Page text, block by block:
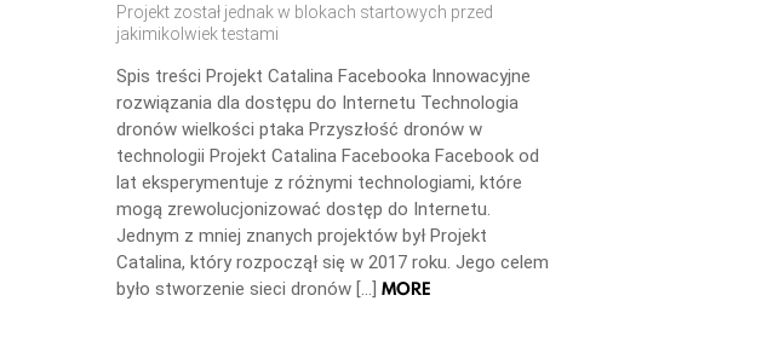
Projekt został jednak w blokach startowych przed
jakimikolwiek testami
Spis treści Projekt Catalina Facebooka Innowacyjne
rozwiązania dla dostępu do Internetu Technologia
dronów wielkości ptaka Przyszłość dronów w
technologii Projekt Catalina Facebooka Facebook od
lat eksperymentuje z różnymi technologiami, które
mogą zrewolucjonizować dostęp do Internetu.
Jednym z mniej znanych projektów był Projekt
Catalina, który rozpoczął się w 2017 roku. Jego celem
było stworzenie sieci dronów […] MORE